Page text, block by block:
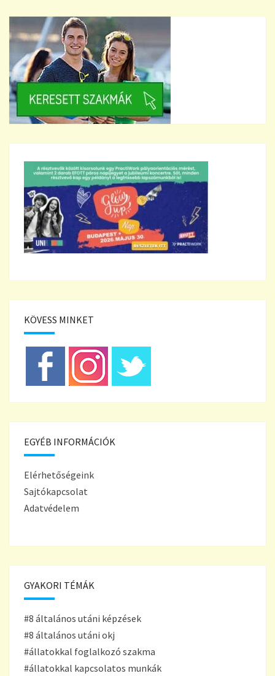
KÖVESS MINKET
EGYÉB INFORMÁCIÓK
Elérhetőségeink
Sajtókapcsolat
Adatvédelem
GYAKORI TÉMÁK
#8 általános utáni képzések
#8 általános utáni okj
#állatokkal foglalkozó szakma
#állatokkal kapcsolatos munkák